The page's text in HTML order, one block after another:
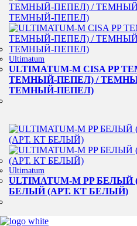
Ultimatum
ULTIMATUM-M CISA PP
ТЕМНЫЙ-ПЕПЕЛ) /
ТЕМНЫЙ-ПЕПЕЛ)
Ultimatum
ULTIMATUM-M PP
БЕЛЫЙ (АРТ. КТ БЕЛЫЙ)